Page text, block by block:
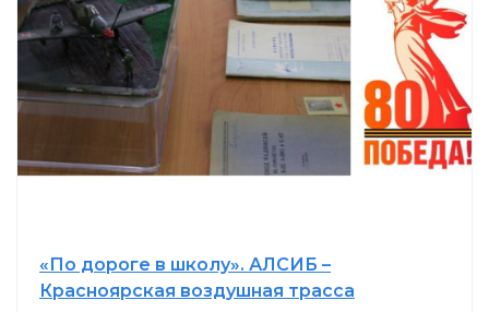
«По дороге в школу». АЛСИБ –
Красноярская воздушная трасса